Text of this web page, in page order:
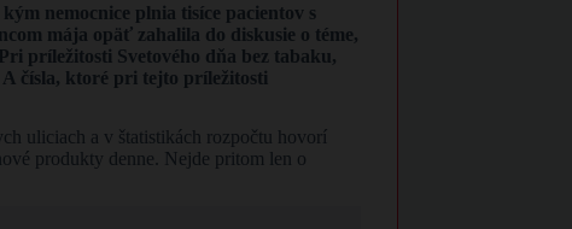
nemocnice plnia tisíce pacientov s
mája opäť zahalila do diskusie o téme,
príležitosti Svetového dňa bez tabaku,
čísla, ktoré pri tejto príležitosti
uliciach a v štatistikách rozpočtu hovorí
produkty denne. Nejde pritom len o